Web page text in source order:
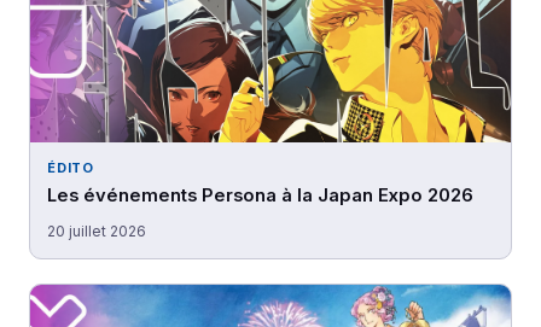
ÉDITO
Les événements Persona à la Japan Expo 2026
20 juillet 2026